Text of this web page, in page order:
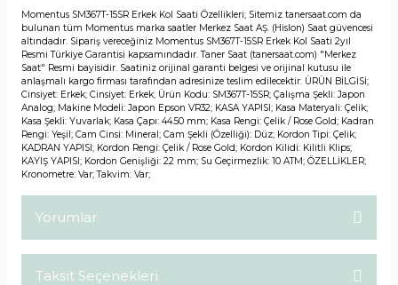
Momentus SM367T-15SR Erkek Kol Saati Özellikleri; Sitemiz tanersaat.com da
bulunan tüm Momentus marka saatler Merkez Saat AŞ. (Hislon) Saat güvencesi
altındadır. Sipariş vereceğiniz Momentus SM367T-15SR Erkek Kol Saati 2yıl
Resmi Türkiye Garantisi kapsamındadır. Taner Saat (tanersaat.com) "Merkez
Saat" Resmi bayisidir. Saatiniz orijinal garanti belgesi ve orijinal kutusu ile
anlaşmalı kargo firması tarafından adresinize teslim edilecektir. ÜRÜN BİLGİSİ;
Cinsiyet: Erkek; Cinsiyet: Erkek; Ürün Kodu: SM367T-15SR; Çalışma Şekli: Japon
Analog; Makine Modeli: Japon Epson VR32; KASA YAPISI; Kasa Materyali: Çelik;
Kasa Şekli: Yuvarlak; Kasa Çapı: 44.50 mm; Kasa Rengi: Çelik / Rose Gold; Kadran
Rengi: Yeşil; Cam Cinsi: Mineral; Cam Şekli (Özelliği): Düz; Kordon Tipi: Çelik;
KADRAN YAPISI; Kordon Rengi: Çelik / Rose Gold; Kordon Kilidi: Kilitli Klips;
KAYIŞ YAPISI; Kordon Genişliği: 22 mm; Su Geçirmezlik: 10 ATM; ÖZELLİKLER;
Kronometre: Var; Takvim: Var;
Yorumlar
Taksit Seçenekleri